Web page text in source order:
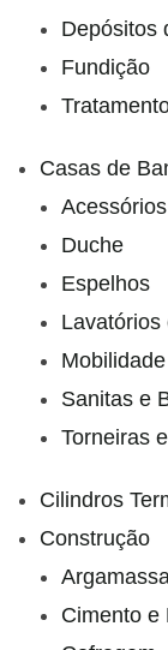
Depósitos
Fundição
Casas de
Duche
Espelhos
Lavatórios
Sanitas e
Torneiras
Cilindros
Construção
Cimento e